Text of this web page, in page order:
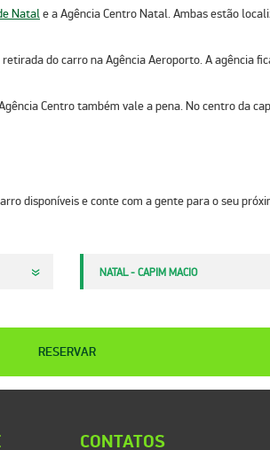
Natale a Agência Centro Natal. Ambas estão
do carro na Agência Aeroporto. A agência
Centro também vale a pena. No centro da
disponíveis e conte com a gente para o seu
NATAL - CAPIM MACIO
RESERVAR
CONTATOS